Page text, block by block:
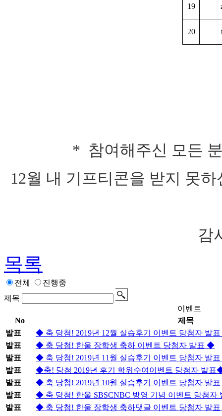
19
20
* 참여해주신 모든
12월 내 기프티콘을 받지 못하
감
목록
전체
진행중
제목
이벤트
No
제목
발표
◆ 축 당첨! 2019년 12월 실습후기 이벤트 당첨자 발
발표
◆ 축 당첨! 한울 장학생 축하 이벤트 당첨자 발표 ◆
발표
◆ 축 당첨! 2019년 11월 실습후기 이벤트 당첨자 발
발표
◆축! 당첨 2019년 후기 학위수여이벤트 당첨자 발표
발표
◆ 축 당첨! 2019년 10월 실습후기 이벤트 당첨자 발
발표
◆ 축 당첨! 한울 SBSCNBC 방영 기념 이벤트 당첨
발표
◆ 축 당첨! 한울 장학생 축하댓글 이벤트 당첨자 발